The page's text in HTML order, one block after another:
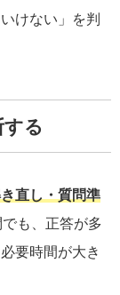
けない」を判
る
直し・質問準
も、正答が多
要時間が大き